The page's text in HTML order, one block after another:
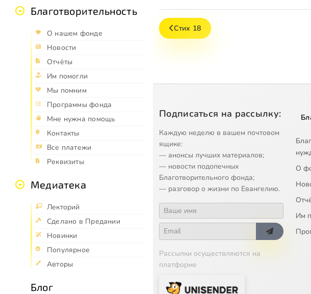
Благотворительность
О нашем фонде
Новости
Отчёты
Им помогли
Мы помним
Программы фонда
Мне нужна помощь
Контакты
Все платежи
Реквизиты
Медиатека
Лекторий
Сделано в Предании
Новинки
Популярное
Авторы
Блог
Стих 18
Подписаться на рассылку:
Каждую неделю в вашем почтовом
ящике:
— анонсы лучших материалов;
— новости подопечных
Благотворительного фонда;
— разговор о жизни по Евангелию.
Рассылки осуществляются на
платформе
О
Им